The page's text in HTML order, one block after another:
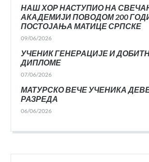
НАШ ХОР НАСТУПИО НА
АКАДЕМИЈИ ПОВОДОМ 200
ПОСТОЈАЊА МАТИЦЕ СРПСКЕ
09/06/2026
УЧЕНИК ГЕНЕРАЦИЈЕ И
ДИПЛОМЕ
07/06/2026
МАТУРСКО ВЕЧЕ УЧЕНИКА
РАЗРЕДА
06/06/2026